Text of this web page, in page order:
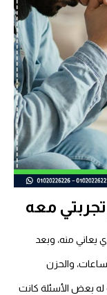
معه
منه، وبعد
والحزن
بعض الأسئلة كانت